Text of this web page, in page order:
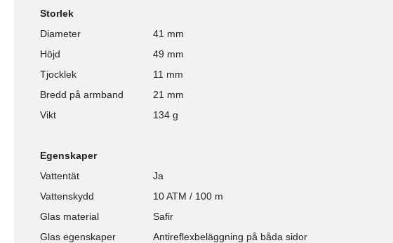
Storlek
Diameter
41 mm
Höjd
49 mm
Tjocklek
11 mm
Bredd på armband
21 mm
Vikt
134 g
Egenskaper
Vattentät
Ja
Vattenskydd
10 ATM / 100 m
Glas material
Safir
Glas egenskaper
Antireflexbeläggning på båda sidor